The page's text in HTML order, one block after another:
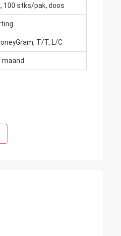
100 stks/pak, doos
T/T, L/C